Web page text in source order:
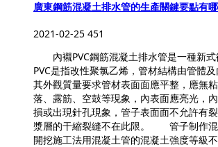
廣東鋼筋混凝土排水管的生產關鍵要點有
2021-02-25 451
內襯PVC鋼筋混凝土排水管是一種新式
PVC是指改性聚氯乙烯，管材結構由管體
其外觀質量要求管材表面面應平整，應無
落、露筋、空鼓等現象，內表面應亮光，
損或出現針孔現象，管子表面面不允許有
漿層的干縮裂縫不在此限。 管子制作混
開挖施工法用混凝土管的混凝土強度等級